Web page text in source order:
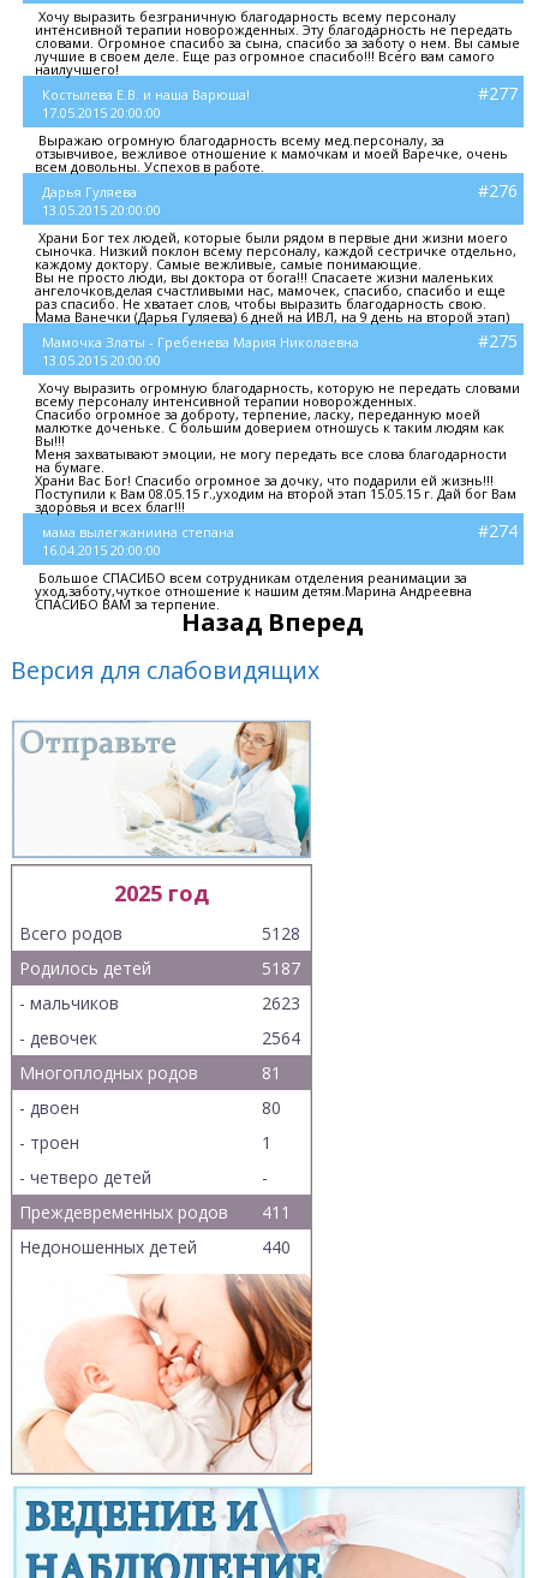
Хочу выразить безграничную благодарность всему персоналу
интенсивной терапии новорожденных. Эту благодарность не передать
словами. Огромное спасибо за сына, спасибо за заботу о нем. Вы самые
лучшие в своем деле. Еще раз огромное спасибо!!! Всего вам самого
наилучшего!
Костылева Е.В. и наша Варюша!
17.05.2015 20:00:00
#277
Выражаю огромную благодарность всему мед.персоналу, за
отзывчивое, вежливое отношение к мамочкам и моей Варечке, очень
всем довольны. Успехов в работе.
Дарья Гуляева
13.05.2015 20:00:00
#276
Храни Бог тех людей, которые были рядом в первые дни жизни моего
сыночка. Низкий поклон всему персоналу, каждой сестричке отдельно,
каждому доктору. Самые вежливые, самые понимающие.
Вы не просто люди, вы доктора от бога!!! Спасаете жизни маленьких
ангелочков,делая счастливыми нас, мамочек, спасибо, спасибо и еще
раз спасибо. Не хватает слов, чтобы выразить благодарность свою.
Мама Ванечки (Дарья Гуляева) 6 дней на ИВЛ, на 9 день на второй этап)
Мамочка Златы - Гребенева Мария Николаевна
13.05.2015 20:00:00
#275
Хочу выразить огромную благодарность, которую не передать словами
всему персоналу интенсивной терапии новорожденных.
Спасибо огромное за доброту, терпение, ласку, переданную моей
малютке доченьке. С большим доверием отношусь к таким людям как
Вы!!!
Меня захватывают эмоции, не могу передать все слова благодарности
на бумаге.
Храни Вас Бог! Спасибо огромное за дочку, что подарили ей жизнь!!!
Поступили к Вам 08.05.15 г.,уходим на второй этап 15.05.15 г. Дай бог Вам
здоровья и всех благ!!!
мама вылегжаниина степана
16.04.2015 20:00:00
#274
Большое СПАСИБО всем сотрудникам отделения реанимации за
уход,заботу,чуткое отношение к нашим детям.Марина Андреевна
СПАСИБО ВАМ за терпение.
Назад Вперед
Версия для слабовидящих
2025 год
Всего родов
5128
Родилось детей
5187
- мальчиков
2623
- девочек
2564
Многоплодных родов
81
- двоен
80
- троен
1
- четверо детей
-
Преждевременных родов
411
Недоношенных детей
440